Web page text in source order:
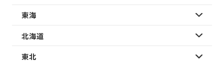
東海
北海道
東北